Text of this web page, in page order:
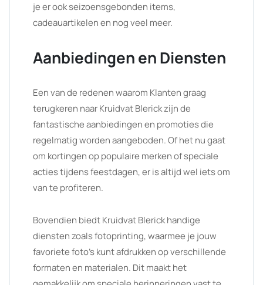
je er ook seizoensgebonden items,
cadeauartikelen en nog veel meer.
Aanbiedingen en Diensten
Een van de redenen waarom Klanten graag
terugkeren naar Kruidvat Blerick zijn de
fantastische aanbiedingen en promoties die
regelmatig worden aangeboden. Of het nu gaat
om kortingen op populaire merken of speciale
acties tijdens feestdagen, er is altijd wel iets om
van te profiteren.
Bovendien biedt Kruidvat Blerick handige
diensten zoals fotoprinting, waarmee je jouw
favoriete foto’s kunt afdrukken op verschillende
formaten en materialen. Dit maakt het